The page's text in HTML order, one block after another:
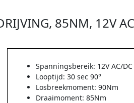
85NM, 12V
Spanningsbereik: 12V AC/DC
Looptijd: 30 sec 90°
Losbreekmoment: 90Nm
Draaimoment: 85Nm